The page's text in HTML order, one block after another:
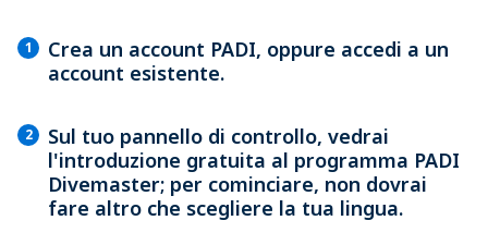
1
Crea un account PADI, oppure accedi a un
account esistente.
2
Sul tuo pannello di controllo, vedrai
l'introduzione gratuita al programma PADI
Divemaster; per cominciare, non dovrai
fare altro che scegliere la tua lingua.